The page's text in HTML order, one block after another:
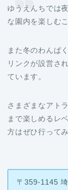
ゆうえんちでは
な園内を楽しむ
また冬のわんぱ
リンクが設営さ
ています。
さまざまなアト
まで楽しめるレ
方はぜひ行って
〒359-1145